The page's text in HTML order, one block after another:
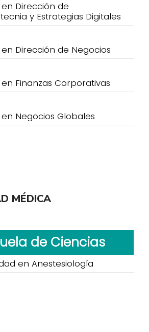
Dirección de
y Estrategias Digitales
Dirección de Negocios
Finanzas Corporativas
Negocios Globales
MÉDICA
de Ciencias
en Anestesiología